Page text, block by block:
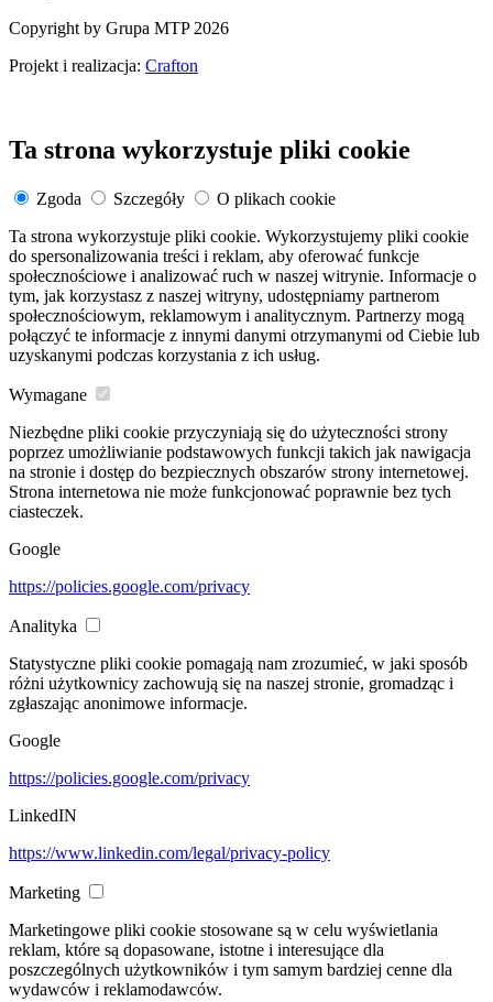
Copyright by Grupa MTP 2026
Projekt i realizacja: Crafton
Ta strona wykorzystuje pliki cookie
Zgoda Szczegóły
O plikach cookie
Ta strona wykorzystuje pliki cookie. Wykorzystujemy pliki cookie
do spersonalizowania treści i reklam, aby oferować funkcje
społecznościowe i analizować ruch w naszej witrynie. Informacje o
tym, jak korzystasz z naszej witryny, udostępniamy partnerom
społecznościowym, reklamowym i analitycznym. Partnerzy mogą
połączyć te informacje z innymi danymi otrzymanymi od Ciebie lub
uzyskanymi podczas korzystania z ich usług.
Wymagane
Niezbędne pliki cookie przyczyniają się do użyteczności strony
poprzez umożliwianie podstawowych funkcji takich jak nawigacja
na stronie i dostęp do bezpiecznych obszarów strony internetowej.
Strona internetowa nie może funkcjonować poprawnie bez tych
ciasteczek.
Google
https://policies.google.com/privacy
Analityka
Statystyczne pliki cookie pomagają nam zrozumieć, w jaki sposób
różni użytkownicy zachowują się na naszej stronie, gromadząc i
zgłaszając anonimowe informacje.
Google
https://policies.google.com/privacy
LinkedIN
https://www.linkedin.com/legal/privacy-policy
Marketing
Marketingowe pliki cookie stosowane są w celu wyświetlania
reklam, które są dopasowane, istotne i interesujące dla
poszczególnych użytkowników i tym samym bardziej cenne dla
wydawców i reklamodawców.